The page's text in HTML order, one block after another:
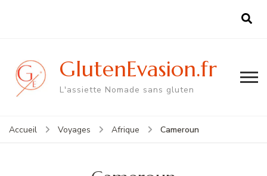
GlutenEvasion.fr
L'assiette Nomade sans gluten
Accueil Voyages Afrique Cameroun